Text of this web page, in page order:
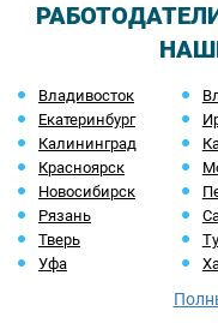
Владивосток
Екатеринбург
Калининград
Красноярск
Новосибирск
Рязань
Тверь
Уфа